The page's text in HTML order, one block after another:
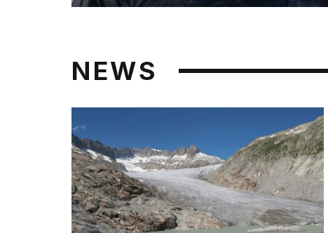
NEWS